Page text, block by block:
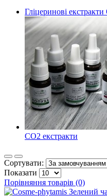
Гліцеринові
СО2 екстракти
Сортувати:
Показати
Порівняння товарів (0)